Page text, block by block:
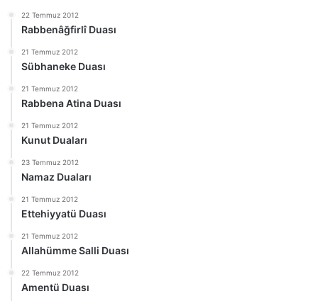
22 Temmuz 2012
Rabbenâğfirlî Duası
21 Temmuz 2012
Sübhaneke Duası
21 Temmuz 2012
Rabbena Atina Duası
21 Temmuz 2012
Kunut Duaları
23 Temmuz 2012
Namaz Duaları
21 Temmuz 2012
Ettehiyyatü Duası
21 Temmuz 2012
Allahümme Salli Duası
22 Temmuz 2012
Amentü Duası